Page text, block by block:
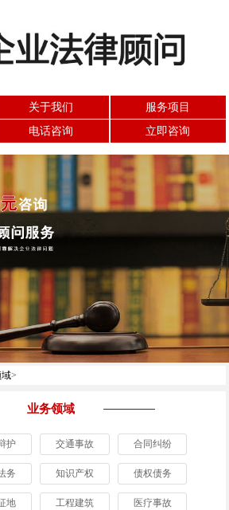
关于我们
服务项目
电话咨询 立即咨询
>
业务领域
护 交通事故 合同纠纷
务 知识产权 债权债务
地 工程建筑 医疗事故